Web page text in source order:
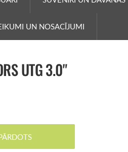
UN NOSACĪJUMI
UTG 3.0"